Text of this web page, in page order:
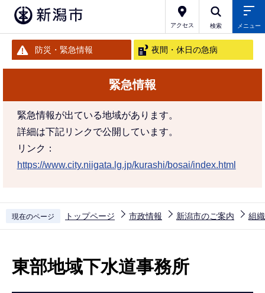
アクセス 検索 メニュー
防災・緊急情報 夜間・休日の急病
緊急情報
緊急情報が出ている地域があります。
詳細は下記リンクで公開しています。
リンク：
https://www.city.niigata.lg.jp/kurashi/bosai/index.html
現在のページ トップページ 市政情報 新潟市のご案内 組
東部地域下水道事務所